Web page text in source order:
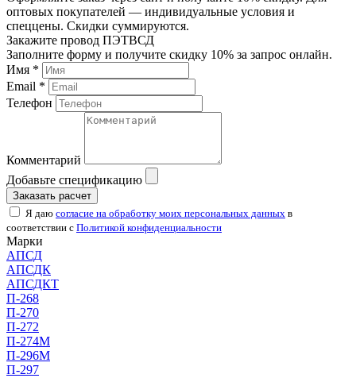
оптовых покупателей — индивидуальные условия и
спеццены. Скидки суммируются.
Закажите провод ПЭТВСД
Заполните форму и получите скидку 10% за запрос онлайн.
Имя *
Email *
Телефон
Комментарий
Добавьте спецификацию
Заказать расчет
Я даю согласие на обработку моих персональных данных в
соответствии с Политикой конфиденциальности
Марки
АПСД
АПСДК
АПСДКТ
П-268
П-270
П-272
П-274М
П-296М
П-297